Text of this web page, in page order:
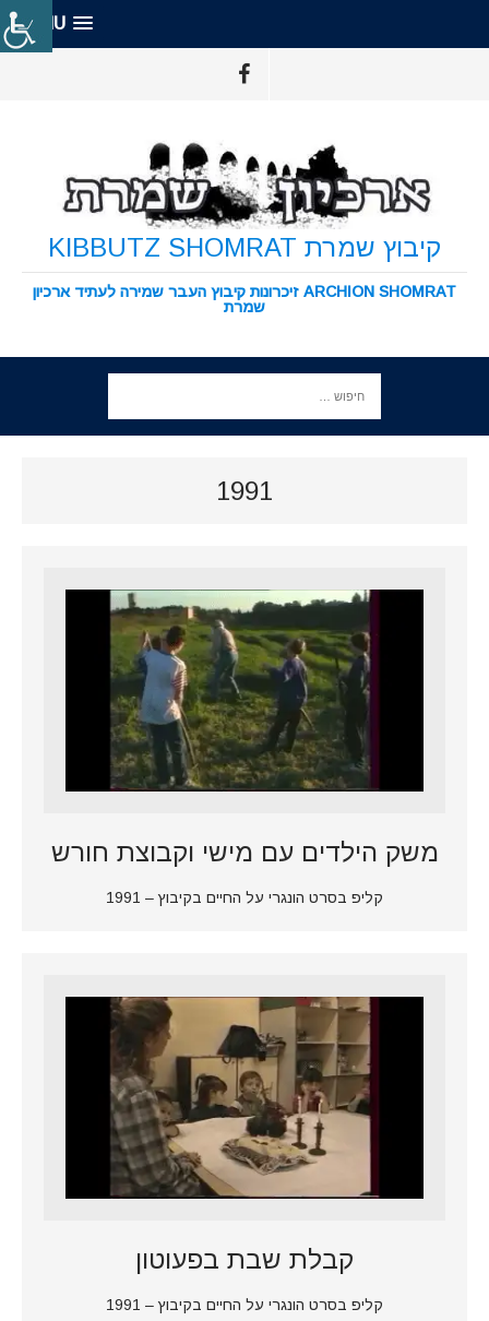
MENU
קיבוץ שמרת KIBBUTZ SHOMRAT
ARCHION SHOMRAT זיכרונות קיבוץ העבר שמירה לעתיד ארכיון
שמרת
1991
משק הילדים עם מישי וקבוצת חורש
קליפ בסרט הונגרי על החיים בקיבוץ – 1991
קבלת שבת בפעוטון
קליפ בסרט הונגרי על החיים בקיבוץ – 1991